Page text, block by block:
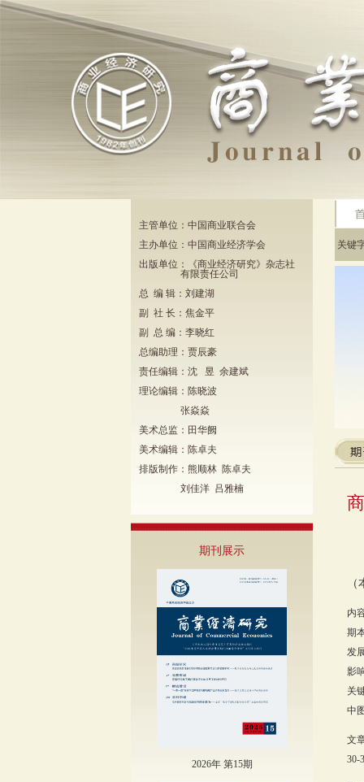
主管单位：中国商业联合会
主办单位：中国商业经济学会
出版单位：《商业经济研究》杂志社
有限责任公司
总 编 辑：刘建湖
副 社 长：焦金平
副 总 编：李晓红
总编助理：贾辰豪
责任编辑：沈 昱 余建斌
理论编辑：陈晓波
张焱焱
美术总监：田华阙
美术编辑：陈卓夫
排版制作：熊顺林 陈卓夫
刘佳洋 吕雅楠
期刊展示
2026年 第15期
关键
内
期
发
影
关
中
文
30-